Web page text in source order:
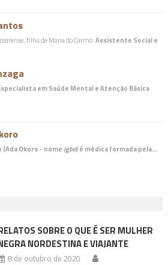
filha de Maria do Carmo.Assistente Social e
em Saúde Mental e Atenção Básica
(Ada Okoro - nome igbo) é médicaformada pela…
SOBRE O QUE É SER MULHER
NORDESTINA E VIAJANTE
8 de outubro de 2020